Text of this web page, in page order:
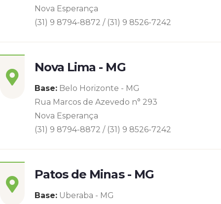
Nova Esperança
(31) 9 8794-8872 / (31) 9 8526-7242
Nova Lima - MG
Base: Belo Horizonte - MG
Rua Marcos de Azevedo n° 293
Nova Esperança
(31) 9 8794-8872 / (31) 9 8526-7242
Patos de Minas - MG
Base: Uberaba - MG